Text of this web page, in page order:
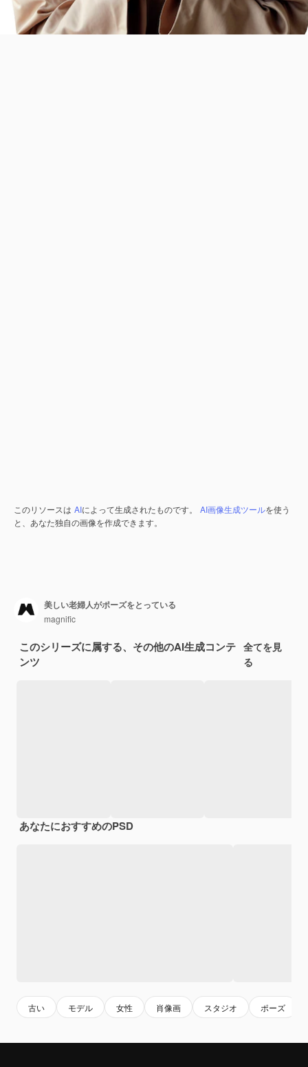
このリソースは AIによって生成されたものです。 AI画像生成ツールを使う
と、あなた独自の画像を作成できます。
美しい老婦人がポーズをとっている
magnific
このシリーズに属する、その他のAI生成コンテ
ンツ
全てを見
る
あなたにおすすめのPSD
古い モデル 女性 肖像画 スタジオ ポーズ